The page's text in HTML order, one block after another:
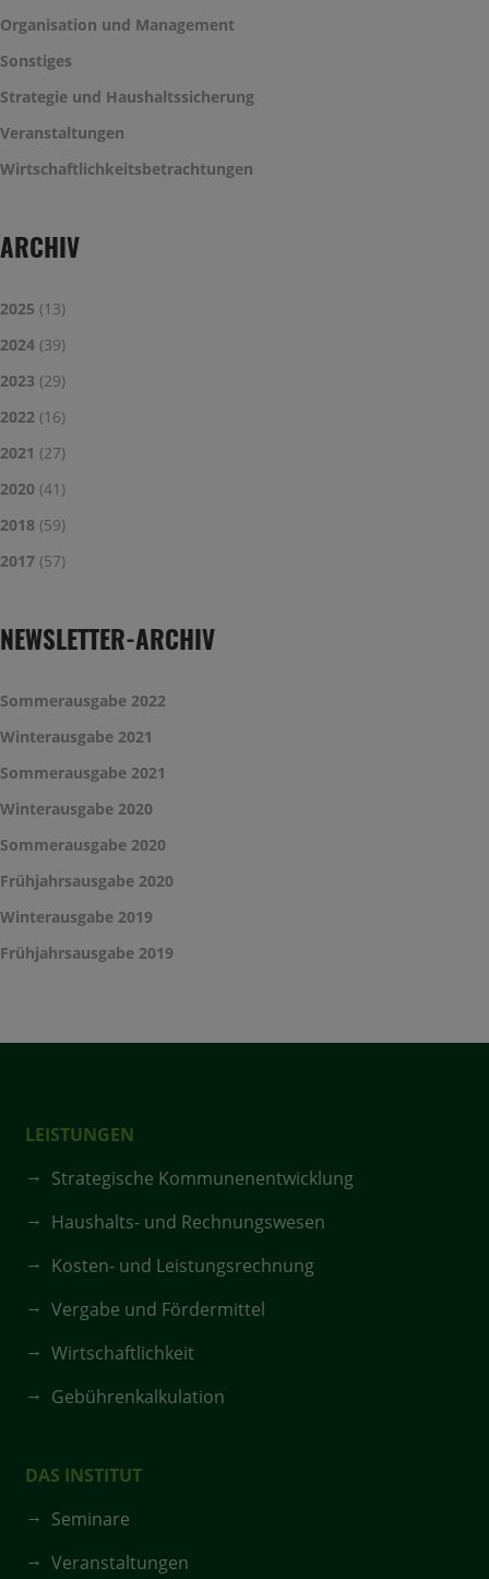
Organisation und Management
Sonstiges
Strategie und Haushaltssicherung
Veranstaltungen
Wirtschaftlichkeitsbetrachtungen
ARCHIV
2025 (13)
2024 (39)
2023 (29)
2022 (16)
2021 (27)
2020 (41)
2018 (59)
2017 (57)
NEWSLETTER-ARCHIV
Sommerausgabe 2022
Winterausgabe 2021
Sommerausgabe 2021
Winterausgabe 2020
Sommerausgabe 2020
Frühjahrsausgabe 2020
Winterausgabe 2019
Frühjahrsausgabe 2019
LEISTUNGEN
Strategische Kommunenentwicklung
Haushalts- und Rechnungswesen
Kosten- und Leistungsrechnung
Vergabe und Fördermittel
Wirtschaftlichkeit
Gebührenkalkulation
DAS INSTITUT
Seminare
Veranstaltungen